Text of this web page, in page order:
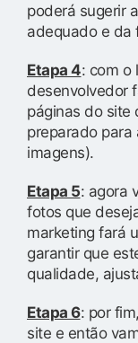
poderá sugerir
adequado e da
Etapa 4: com o
desenvolvedor
páginas do site
preparado para
imagens).
Etapa 5: agora
fotos que
marketing fará
garantir que
qualidade,
Etapa 6: por
site e então